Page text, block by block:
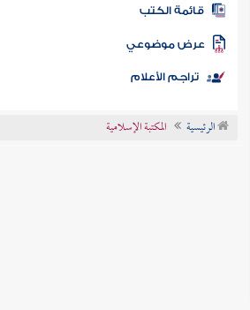
المكتبة
الكتب
موضوعي
تراجم الأعلام
الرئيسية المكتبة الإسلامية